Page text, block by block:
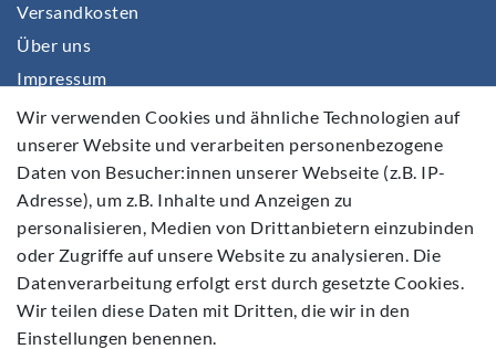
Versandkosten
Über uns
Impressum
Daten­schutz­erklärung
AGB
Barrierefreiheitserklärung
Widerrufs­recht
Kontakt
Vertrag widerrufen
Wir verwenden Cookies und ähnliche Technologien auf
unserer Website und verarbeiten personenbezogene
Daten von Besucher:innen unserer Webseite (z.B. IP-
Adresse), um z.B. Inhalte und Anzeigen zu
personalisieren, Medien von Drittanbietern einzubinden
oder Zugriffe auf unsere Website zu analysieren. Die
Datenverarbeitung erfolgt erst durch gesetzte Cookies.
Wir teilen diese Daten mit Dritten, die wir in den
Einstellungen benennen.